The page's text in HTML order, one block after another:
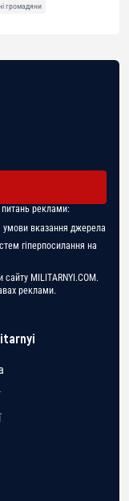
громадяни
реклами:
умови вказання джерела
гіперпосилання на
сайту MILITARNYI.COM.
реклами.